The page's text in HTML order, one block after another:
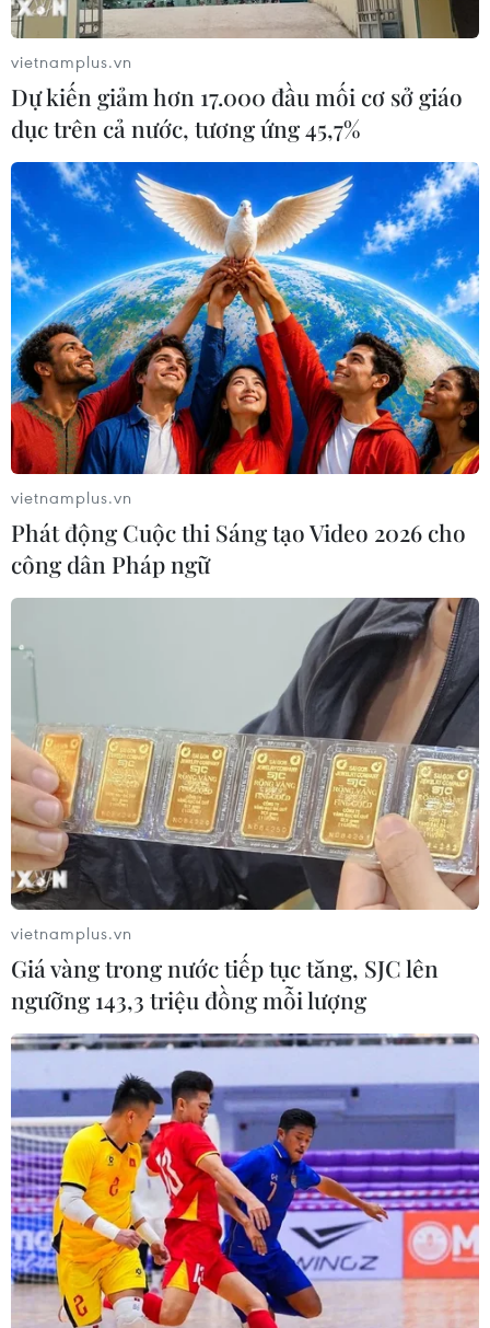
Ông chủ AirAsia nhặt rác trên máy bay để
vinh danh đội ngũ nhân viên
02/06/2017 02:39
Không chút ngần ngại, giám đốc điều hành hãng hàng
không giá rẻ AirAsia đã nhanh chóng đeo găng tay, thu
dọn rác trên một chuyến bay đông khách của hãng này
vào thứ Tư vừa qua.
vietnamplus.vn
Dự kiến giảm hơn 17.000 đầu mối cơ sở giáo
dục trên cả nước, tương ứng 45,7%
vietnamplus.vn
Phát động Cuộc thi Sáng tạo Video 2026 cho
công dân Pháp ngữ
vietnamplus.vn
Giá vàng trong nước tiếp tục tăng, SJC lên
ngưỡng 143,3 triệu đồng mỗi lượng